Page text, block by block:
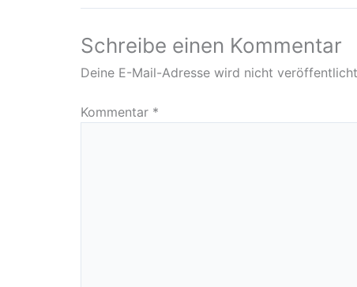
Schreibe einen Kommentar
Deine E-Mail-Adresse wird nicht
Kommentar *